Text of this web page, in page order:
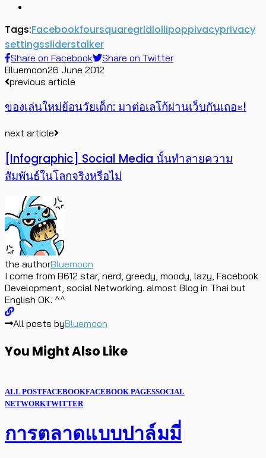
Tags:Facebookfoursquaregridlollipoppivacyprivacy
settingssliderstalker
Share on Facebook
Share on Twitter
Bluemoon26 June 2012
previous article
ของเล่นใหม่ย้อนวัยเด็ก: มาต่อเลโก้ผ่านเว็บกันเถอะ!
next article
[Infographic] Social Media นั้นทำลายความ
สัมพันธ์ในโลกจริงหรือไม่
the authorBluemoon
I come from B612 star, nerd, greedy, moody, lazy, Facebook
Development, social Networking. almost Blog in Thai but
English OK. ^^
All posts byBluemoon
You Might Also Like
ALL POSTFACEBOOKFACEBOOK PAGESSOCIAL
NETWORKTWITTER
การตลาดแบบปาล์มมี่